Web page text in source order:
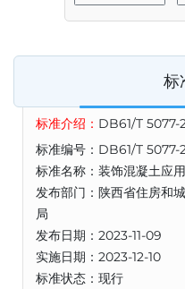
标
标准介绍： DB61/T 5077-
标准编号：DB61/T 5077-
标准名称：装饰混凝土应
发布部门：陕西省住房和
局
发布日期：2023-11-09
实施日期：2023-12-10
标准状态：现行